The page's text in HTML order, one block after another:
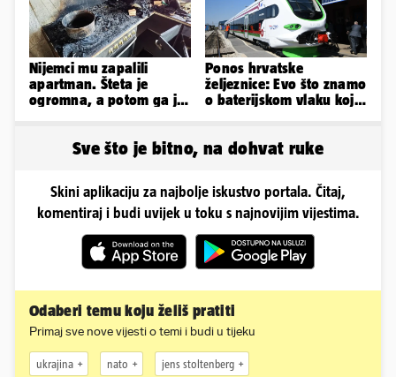
Nijemci mu zapalili
apartman. Šteta je
ogromna, a potom ga je
Ponos hrvatske
željeznice: Evo što znamo
o baterijskom vlaku koji
Sve što je bitno, na dohvat ruke
Skini aplikaciju za najbolje iskustvo portala. Čitaj,
komentiraj i budi uvijek u toku s najnovijim vijestima.
Odaberi temu koju želiš pratiti
Primaj sve nove vijesti o temi i budi u tijeku
ukrajina nato jens stoltenberg